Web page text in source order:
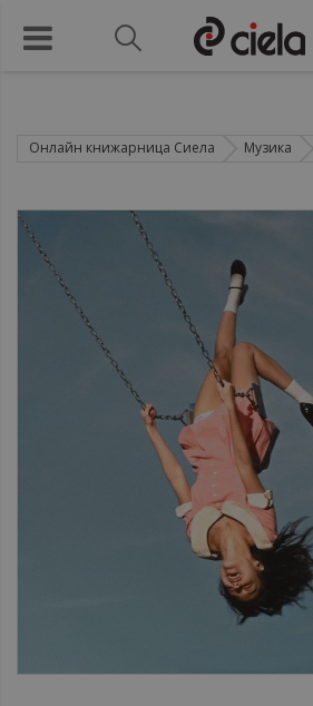
Онлайн книжарница Сиела Музика